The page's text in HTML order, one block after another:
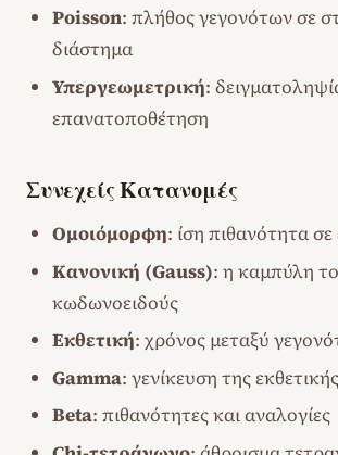
Poisson: πλήθος γεγονότων σε
διάστημα
Υπεργεωμετρική:
επανατοποθέτηση
Συνεχείς Κατανομές
Ομοιόμορφη: ίση πιθανότητα
Κανονική (Gauss): η καμπύλη
κωδωνοειδούς
Εκθετική: χρόνος μεταξύ
Gamma: γενίκευση της εκθετικής
Beta: πιθανότητες και αναλογίες